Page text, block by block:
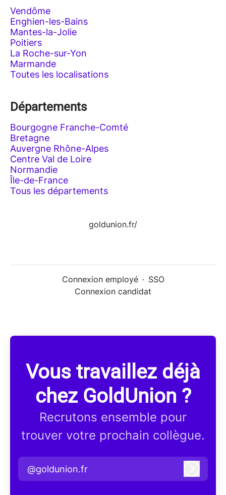
Vendôme
Enghien-les-Bains
Mantes-la-Jolie
Poitiers
La Roche-sur-Yon
Marmande
Toutes les localisations
Départements
Bourgogne Franche-Comté
Bretagne
Auvergne Rhône-Alpes
Centre Val de Loire
Normandie
Île-de-France
Tous les départements
goldunion.fr/
Connexion employé · SSO
Connexion candidat
Vous travaillez déjà
chez GoldUnion ?
Recrutons ensemble pour
trouver votre prochain collègue.
@goldunion.fr